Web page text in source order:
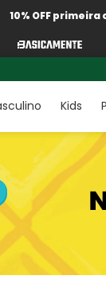
10% OFF primeira
Kids